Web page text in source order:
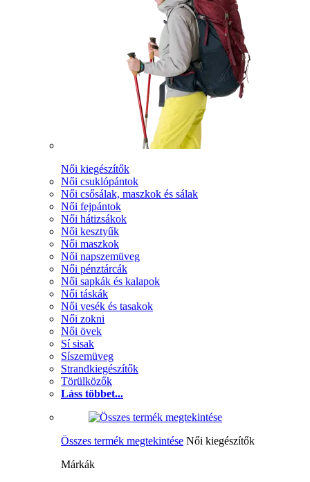
Női kiegészítők
Női csuklópántok
Női csősálak, maszkok és sálak
Női fejpántok
Női hátizsákok
Női kesztyűk
Női maszkok
Női napszemüveg
Női pénztárcák
Női sapkák és kalapok
Női táskák
Női vesék és tasakok
Női zokni
Női övek
Sí sisak
Síszemüveg
Strandkiegészítők
Törülközők
Láss többet...
Összes termék megtekintése Női kiegészítők
Márkák